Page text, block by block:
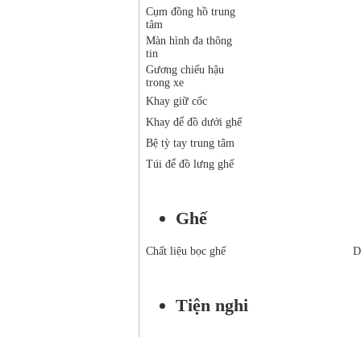
Cụm đồng hồ trung
tâm
Màn hình đa thông
tin
Gương chiếu hậu
trong xe
Khay giữ cốc
Khay để đồ dưới ghế
Bệ tỳ tay trung tâm
Túi để đồ lưng ghế
Ghế
Chất liệu bọc ghế
Tiện nghi